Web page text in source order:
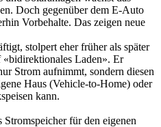
Doch gegenüber dem E-Auto
Vorbehalte. Das zeigen neue
stolpert eher früher als später
Laden». Er
Strom aufnimmt, sondern diesen
Haus (Vehicle-to-Home) oder
kann.
für den eigenen